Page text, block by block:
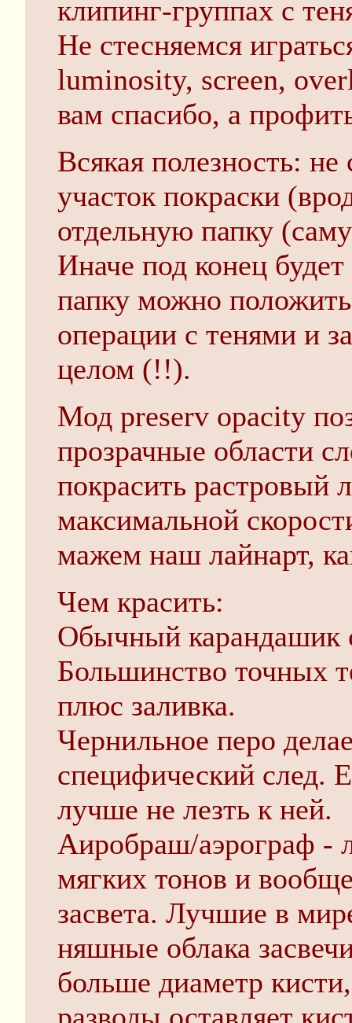
клипинг-группах с
Не стесняемся
luminosity, screen,
вам спасибо, а
Всякая полезность:
участок покраски
отдельную папку
Иначе под конец
папку можно
операции с тенями и
целом (!!).
Мод preserv opacity
прозрачные области
покрасить растровый
максимальной
мажем наш лайнарт,
Чем красить:
Обычный карандашик
Большинство точных
плюс заливка.
Чернильное перо
специфический след.
лучше не лезть к ней.
Аиробраш/аэрограф -
мягких тонов и
засвета. Лучшие в
няшные облака
больше диаметр